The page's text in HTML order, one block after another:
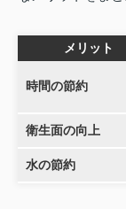
メリット
時間の節約
衛生面の向上
水の節約